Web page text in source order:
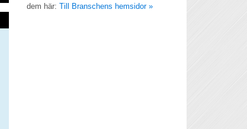
dem här: Till Branschens hemsidor »